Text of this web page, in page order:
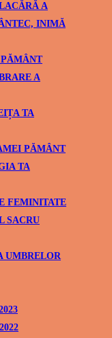
A
INIMĂ
A
TA
PĂMÂNT
TA
FEMINITATE
SACRU
UMBRELOR